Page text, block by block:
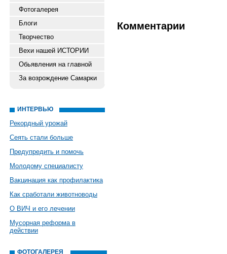
Фотогалерея
Блоги
Творчество
Вехи нашей ИСТОРИИ
Обьявления на главной
За возрождение Самарки
ИНТЕРВЬЮ
Рекордный урожай
Сеять стали больше
Предупредить и помочь
Молодому специалисту
Вакцинация как профилактика
Как сработали животноводы
О ВИЧ и его лечении
Мусорная реформа в
действии
ФОТОГАЛЕРЕЯ
Комментарии